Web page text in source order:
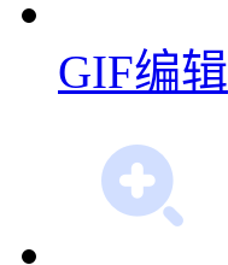
GIF编辑